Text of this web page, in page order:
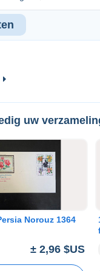
uw
Norouz 1364
± 2,96 $US